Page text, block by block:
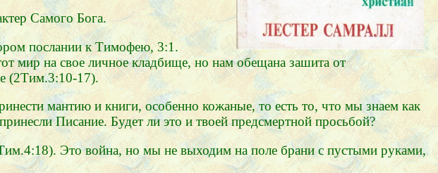
Самого Бога.
послании к Тимофею, 3:1.
мир на свое личное кладбище, но нам обещана зашита от
(2Тим.3:10-17).
мантию и книги, особенно кожаные, то есть то, что мы знаем как
Писание. Будет ли это и твоей предсмертной просьбой?
Это война, но мы не выходим на поле брани с пустыми руками,